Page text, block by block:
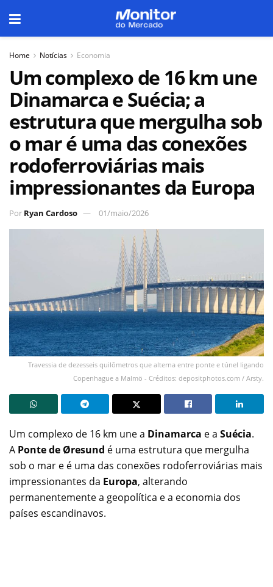
Home Notícias Economia
Um complexo de 16 km une
Dinamarca e Suécia; a
estrutura que mergulha sob
o mar é uma das conexões
rodoferroviárias mais
impressionantes da Europa
Por Ryan Cardoso 01/maio/2026
Travessia de dezesseis quilômetros que alterna entre ponte e túnel ligando
Copenhague a Malmö - Créditos: depositphotos.com / Arsty.
Um complexo de 16 km une a Dinamarca e a Suécia.
A Ponte de Øresund é uma estrutura que mergulha
sob o mar e é uma das conexões rodoferroviárias mais
impressionantes da Europa, alterando
permanentemente a geopolítica e a economia dos
países escandinavos.